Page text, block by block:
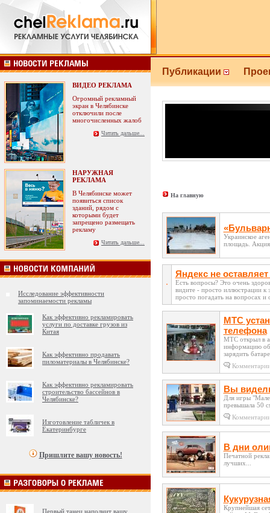
ВИДЕО РЕКЛАМА
Огромный рекламный
экран в Челябинске
отключили после
многочисленных жалоб
Читать дальше...
НАРУЖНАЯ
РЕКЛАМА
В Челябинске может
появиться список
зданий, рядом с
которыми будет
запрещено размещать
рекламу
Читать дальше...
Исследование эффективности
запоминаемости рекламы
Как эффективно рекламировать
услуги по доставке грузов из
Китая
Как эффективно продавать
пиломатериалы в Челябинске?
Как эффективно рекламировать
строительство бассейнов в
Челябинске?
Изготовление табличек в
Екатеринбурге
Пришлите вашу новость!
Первый танец наполнит вашу
Публикации
На главную
Украинское
площадь.
Яндекс не
Есть вопросы? Это очень
видите - просто иллюстрации
просто погадать на вопросах и
МТС
телефона
МТС открыл в
информацию об
зарядить
Вы
Для игры
превышала 50
В дни
Печатной
лучших...
Крупнейшая